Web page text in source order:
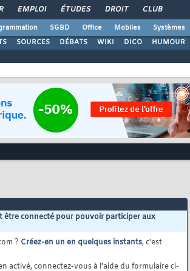
EMPLOI ÉTUDES DROIT CLUB
SGBD Office Mobiles
Systèmes
SOURCES DÉBATS WIKI DICO HUMOUR
être connecté pour pouvoir participer aux
? Créez-en un en quelques instants, c'est
activé, connectez-vous à l'aide du formulaire ci-